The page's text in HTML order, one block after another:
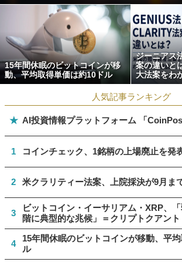
15年間休眠のビットコインが移
動、平均取得単価は約10ドル
ジーニアス
案の違いと
大法案をわ
人気記事ランキング
★ AI投資情報プラットフォーム 「
1 コインチェック、1銘柄の上場廃止を発
2 米クラリティー法案、上院採決が9月ま
3
ビットコイン・イーサリアム・XRP、
階に典型的な兆候」＝クリプトクアント
4
15年間休眠のビットコインが移動、平
ル